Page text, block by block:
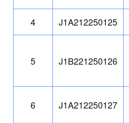
4 J1A212250125
5 J1B221250126
6 J1A212250127